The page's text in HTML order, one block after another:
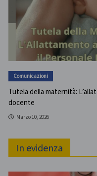
Comunicazioni
Tutela della maternità:
docente
Marzo 10, 2026
In evidenza